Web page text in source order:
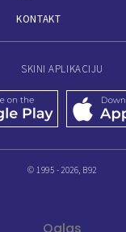
KONTAKT
SKINI APLIKACIJU
© 1995 - 2026, B92